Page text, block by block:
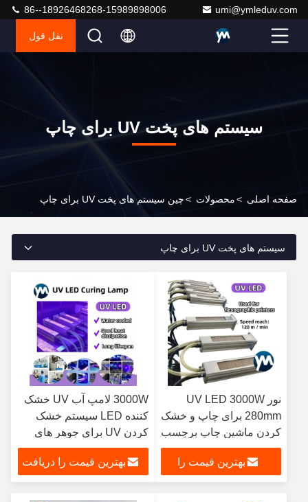
umi@ymleduv.com
86--18926468268-15989898006
نقل قول
سیستم های پخت UV برای چاپ
صفحه اصلی >محصولات >چین سیستم های پخت UV برای چاپ
سیستم های پخت UV برای چاپ
نور UV LED 3000W
280mm برای چاپ و خشک
کردن ماشین چاپ برچسب
فلیکسوگرافی Swiss
Narrow Widthبهترین قیمت را
3000W لامپ آب UV خشک
کننده LED سیستم خشک
کردن UV برای جوهر های
flexographic در دسترس
بهترین قیمت را دریافت